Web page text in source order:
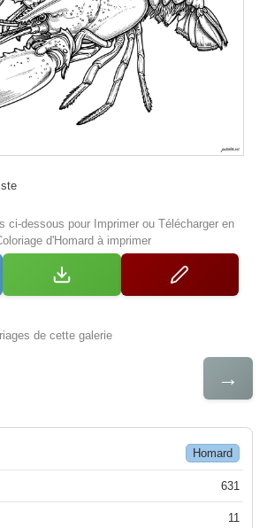
ci-dessous pour Imprimer ou Télécharger en
d'Homard à imprimer
de cette galerie
→
Homard
631
11